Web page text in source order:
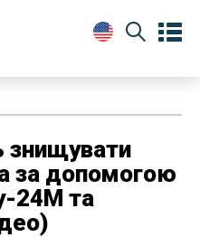
знищувати
за допомогою
24М та